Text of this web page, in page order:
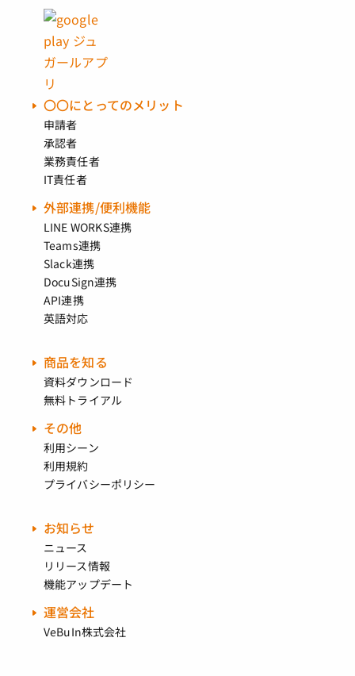
〇〇にとってのメリット
申請者
承認者
業務責任者
IT責任者
外部連携/便利機能
LINE WORKS連携
Teams連携
Slack連携
DocuSign連携
API連携
英語対応
商品を知る
資料ダウンロード
無料トライアル
その他
利用シーン
利用規約
プライバシーポリシー
お知らせ
ニュース
リリース情報
機能アップデート
運営会社
VeBuIn株式会社